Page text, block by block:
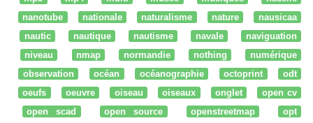
nanotube
nationale naturalisme nature
nausicaa
nautic
nautique nautisme navale
naviguation
niveau
nmap normandie nothing
numérique
observation
océan océanographie octoprint
odt
oeufs
oeuvre oiseau oiseaux onglet
open cv
open scad
open source openstreetmap
opt